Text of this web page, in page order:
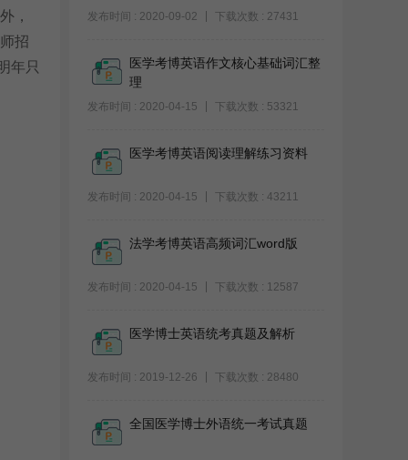
，
招
年只
发布时间 : 2020-09-02 下载次数 : 27431
医学考博英语作文核心基础词汇整
理
发布时间 : 2020-04-15 下载次数 : 53321
医学考博英语阅读理解练习资料
发布时间 : 2020-04-15 下载次数 : 43211
法学考博英语高频词汇word版
发布时间 : 2020-04-15 下载次数 : 12587
医学博士英语统考真题及解析
发布时间 : 2019-12-26 下载次数 : 28480
全国医学博士外语统一考试真题